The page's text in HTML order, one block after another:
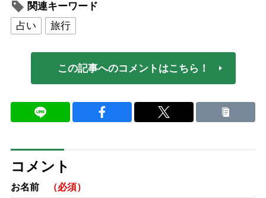
関連キーワード
占い
旅行
この記事へのコメントはこちら！
コメント
お名前 （必須）